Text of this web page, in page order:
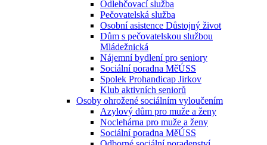
Odlehčovací služba
Pečovatelská služba
Osobní asistence Důstojný život
Dům s pečovatelskou službou
Mládežnická
Nájemní bydlení pro seniory
Sociální poradna MěÚSS
Spolek Prohandicap Jirkov
Klub aktivních seniorů
Osoby ohrožené sociálním vyloučením
Azylový dům pro muže a ženy
Noclehárna pro muže a ženy
Sociální poradna MěÚSS